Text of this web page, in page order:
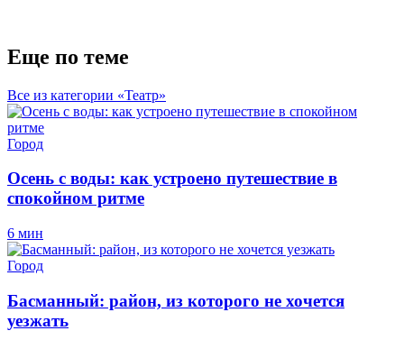
Еще по теме
Все из категории «Театр»
Город
Осень с воды: как устроено путешествие в
спокойном ритме
6 мин
Город
Басманный: район, из которого не хочется
уезжать